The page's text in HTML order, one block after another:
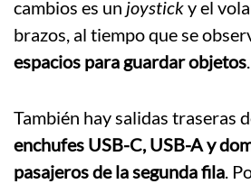
cambios es un joysticky el
brazos, al tiempo que se
espacios para guardar objetos.
También hay salidas traseras
enchufes USB-C, USB-A y
pasajeros de la segunda fila.